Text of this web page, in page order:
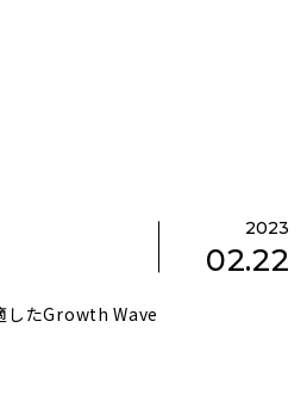
2023
02.22
したGrowth Wave